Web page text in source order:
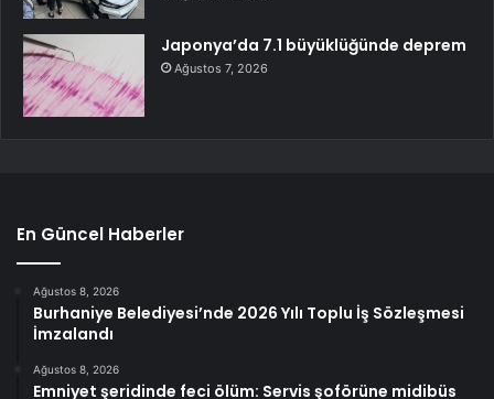
Japonya’da 7.1 büyüklüğünde deprem
Ağustos 7, 2026
En Güncel Haberler
Ağustos 8, 2026
Burhaniye Belediyesi’nde 2026 Yılı Toplu İş Sözleşmesi
İmzalandı
Ağustos 8, 2026
Emniyet şeridinde feci ölüm: Servis şoförüne midibüs